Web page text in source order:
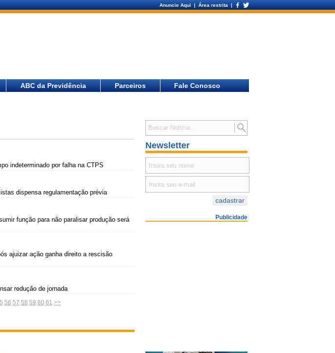
Anuncie Aqui | Área restrita |
ABC da Previdência Parceiros Fale Conosco
indeterminado por falha na CTPS
dispensa regulamentação prévia
função para não paralisar produção será
ajuizar ação ganha direito a rescisão
redução de jornada
56 57 58 59 60 61 >>
Newsletter
Publicidade